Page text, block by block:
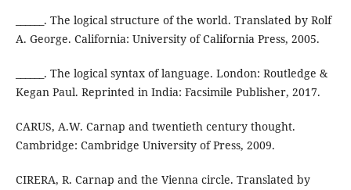
______. The logical structure of the world. Translated by Rolf
A. George. California: University of California Press, 2005.
______. The logical syntax of language. London: Routledge &
Kegan Paul. Reprinted in India: Facsimile Publisher, 2017.
CARUS, A.W. Carnap and twentieth century thought.
Cambridge: Cambridge University of Press, 2009.
CIRERA, R. Carnap and the Vienna circle. Translated by